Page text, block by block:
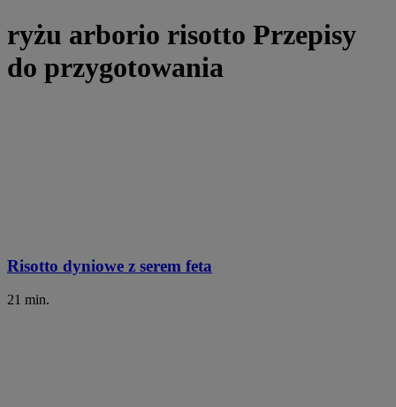
ryżu arborio risotto Przepisy
do przygotowania
Risotto dyniowe z serem feta
21 min.